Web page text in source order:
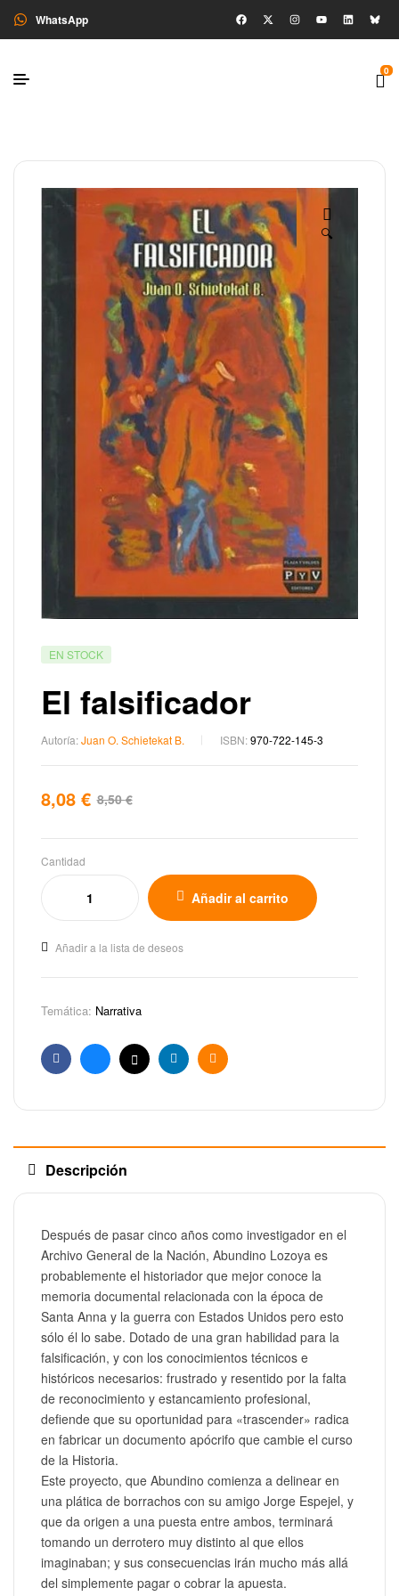
WhatsApp
0
🔍
EN STOCK
El falsificador
Autoría:Juan O. Schietekat B. ISBN:970-722-145-3
8,50€
8,08 €
Cantidad
Añadir al carrito
Añadir a la lista de deseos
Temática: Narrativa
FacebookBlueskyX LinkedinEmail
Descripción
Después de pasar cinco años como investigador en el
Archivo General de la Nación, Abundino Lozoya es
probablemente el historiador que mejor conoce la
memoria documental relacionada con la época de
Santa Anna y la guerra con Estados Unidos pero esto
sólo él lo sabe. Dotado de una gran habilidad para la
falsificación, y con los conocimientos técnicos e
históricos necesarios: frustrado y resentido por la falta
de reconocimiento y estancamiento profesional,
defiende que su oportunidad para «trascender» radica
en fabricar un documento apócrifo que cambie el curso
de la Historia.
Este proyecto, que Abundino comienza a delinear en
una plática de borrachos con su amigo Jorge Espejel, y
que da origen a una puesta entre ambos, terminará
tomando un derrotero muy distinto al que ellos
imaginaban; y sus consecuencias irán mucho más allá
del simplemente pagar o cobrar la apuesta.